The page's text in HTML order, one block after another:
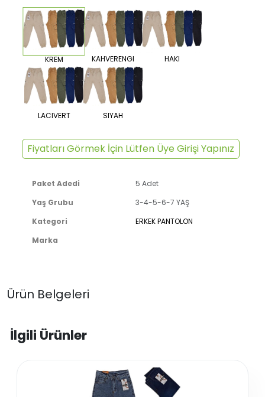
KREM KAHVERENGI HAKI
LACIVERT SIYAH
Fiyatları Görmek İçin Lütfen Üye Girişi Yapınız
Paket Adedi
5 Adet
Yaş Grubu
3-4-5-6-7 YAŞ
Kategori
ERKEK PANTOLON
Marka
Ürün Belgeleri
İlgili Ürünler